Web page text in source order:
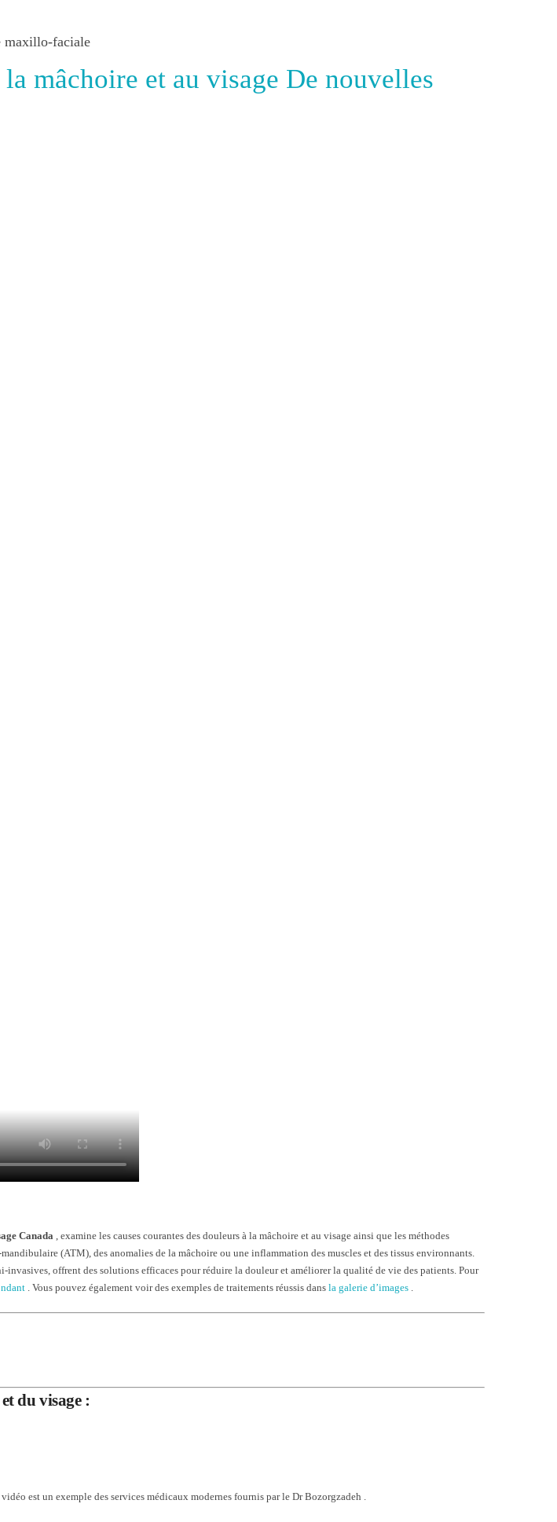
maxillo-faciale
mâchoire et au visage De nouvelles
Canada, examine les causes courantes des douleurs à la mâchoire et au visage ainsi que les méthodes
(ATM), des anomalies de la mâchoire ou une inflammation des muscles et des tissus environnants.
offrent des solutions efficaces pour réduire la douleur et améliorer la qualité de vie des patients. Pour
. Vous pouvez également voir des exemples de traitements réussis dans la galerie d’images .
du visage :
vidéo est un exemple des services médicaux modernes fournis par le Dr Bozorgzadeh .